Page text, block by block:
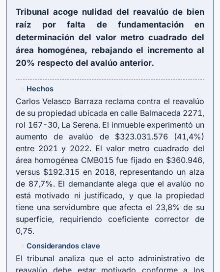
Tribunal acoge nulidad del reavalúo de bien
raíz por falta de fundamentación en
determinación del valor metro cuadrado del
área homogénea, rebajando el incremento al
20% respecto del avalúo anterior.
Hechos
Carlos Velasco Barraza reclama contra el reavalúo
de su propiedad ubicada en calle Balmaceda 2271,
rol 167-30, La Serena. El inmueble experimentó un
aumento de avalúo de $323.031.576 (41,4%)
entre 2021 y 2022. El valor metro cuadrado del
área homogénea CMB015 fue fijado en $360.946,
versus $192.315 en 2018, representando un alza
de 87,7%. El demandante alega que el avalúo no
está motivado ni justificado, y que la propiedad
tiene una servidumbre que afecta el 23,8% de su
superficie, requiriendo coeficiente corrector de
0,75.
Considerandos clave
El tribunal analiza que el acto administrativo de
reavalúo debe estar motivado conforme a los